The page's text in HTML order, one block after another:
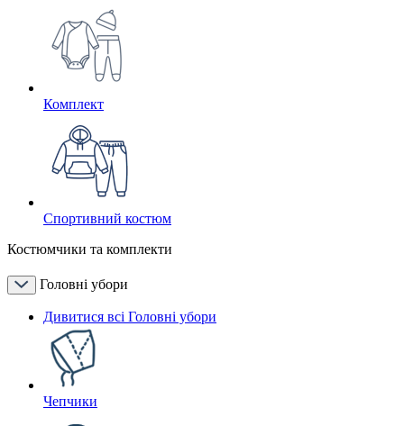
Комплект
Спортивний костюм
Костюмчики та комплекти
Головні убори
Дивитися всі Головні убори
Чепчики